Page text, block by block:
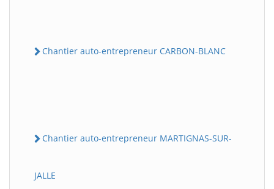
Chantier auto-entrepreneur CARBON-BLANC
Chantier auto-entrepreneur MARTIGNAS-SUR-
JALLE